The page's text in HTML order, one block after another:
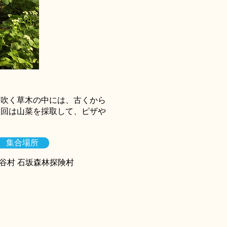
く草木の中には、古くから
は山菜を採取して、ピザや
集合場所
村 石坂森林探険村